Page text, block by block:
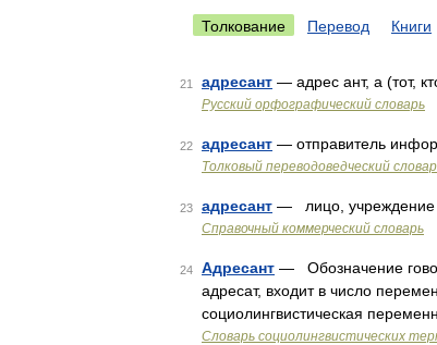
Толкование Перевод Книги
21 адресант — адрес ант, а (тот,
Русский орфографический словарь
22 адресант — отправитель
Толковый переводоведческий
23 адресант — лицо, учреждение
Справочный коммерческий словарь
24 Адресант — Обозначение
адресат, входит в число
социолингвистическая
Словарь социолингвистических